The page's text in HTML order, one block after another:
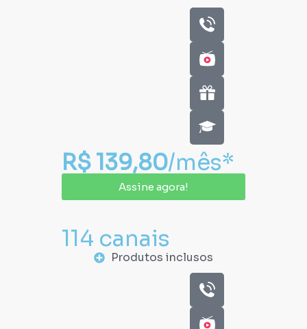
R$ 139,80/mês*
Assine agora!
114 canais
Produtos inclusos